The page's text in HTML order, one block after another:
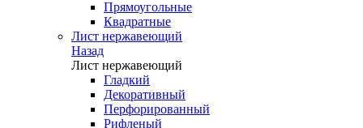
Прямоугольные
Квадратные
Лист нержавеющий
Назад
Лист нержавеющий
Гладкий
Декоративный
Перфорированный
Рифленый